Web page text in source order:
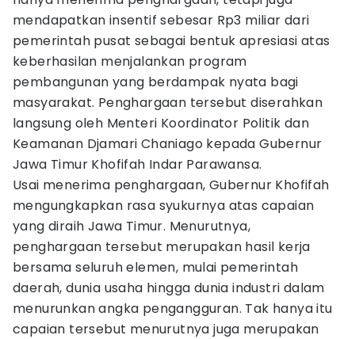
mendapatkan insentif sebesar Rp3 miliar dari
pemerintah pusat sebagai bentuk apresiasi atas
keberhasilan menjalankan program
pembangunan yang berdampak nyata bagi
masyarakat. Penghargaan tersebut diserahkan
langsung oleh Menteri Koordinator Politik dan
Keamanan Djamari Chaniago kepada Gubernur
Jawa Timur Khofifah Indar Parawansa.
Usai menerima penghargaan, Gubernur Khofifah
mengungkapkan rasa syukurnya atas capaian
yang diraih Jawa Timur. Menurutnya,
penghargaan tersebut merupakan hasil kerja
bersama seluruh elemen, mulai pemerintah
daerah, dunia usaha hingga dunia industri dalam
menurunkan angka pengangguran. Tak hanya itu
capaian tersebut menurutnya juga merupakan